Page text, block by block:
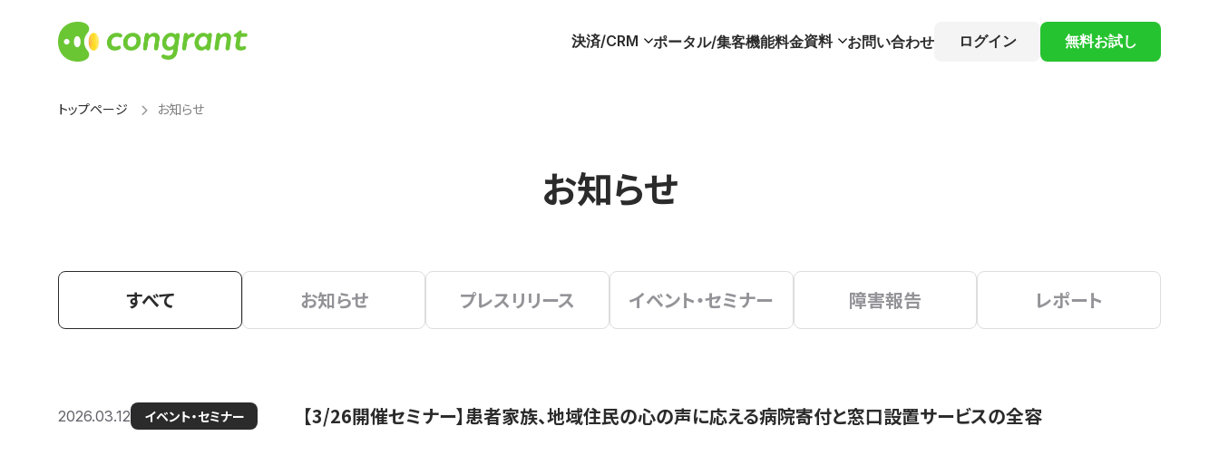
決済/CRM ポータル/集客機能料金資料 お問い合わせ ログイン 無料お試し
トップページ お知らせ
お知らせ
すべて お知らせ プレスリリース イベント・セミナー 障害報告 レポート
2026.03.12 イベント・セミナー 【3/26開催セミナー】患者家族、地域住民の心の声に応える病院寄付と窓口設置サービスの全容